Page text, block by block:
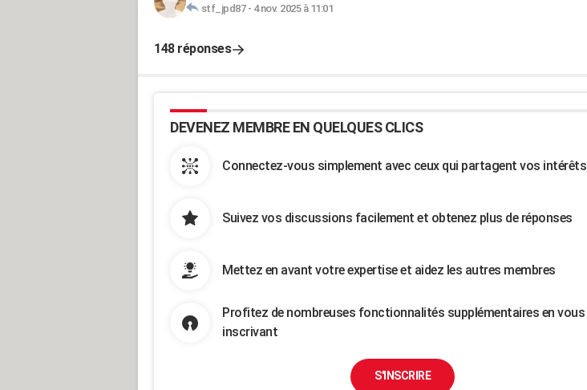
stf_jpd87- 4 nov. 2025 à 11:01
148 réponses
DEVENEZ MEMBRE EN QUELQUES CLICS
Connectez-vous simplement avec ceux qui partagent vos intérêts
Suivez vos discussions facilement et obtenez plus de réponses
Mettez en avant votre expertise et aidez les autres membres
Profitez de nombreuses fonctionnalités supplémentaires en vous
inscrivant
S'INSCRIRE